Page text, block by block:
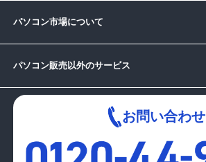
パソコン市場について
パソコン販売以外のサービス
お問い合わせ